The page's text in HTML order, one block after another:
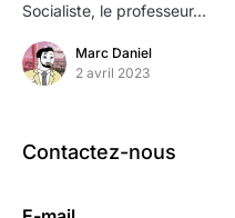
Socialiste, le professeur…
Marc Daniel
2 avril 2023
Contactez-nous